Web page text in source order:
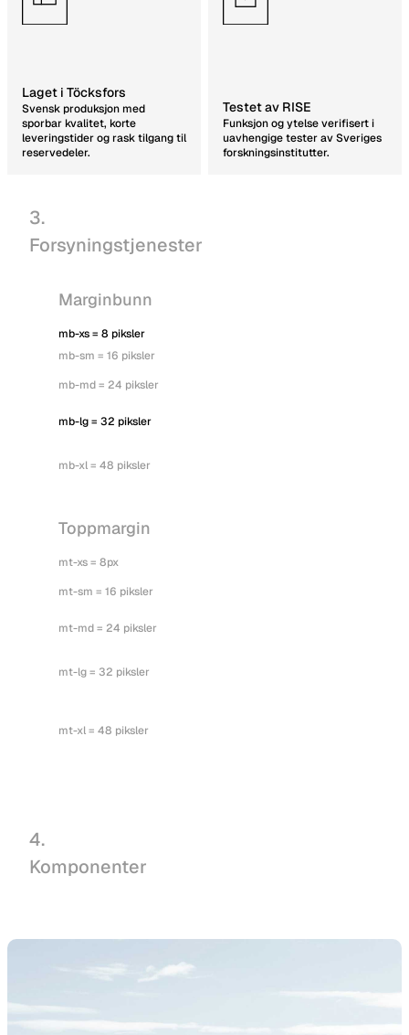
Laget i Töcksfors
Svensk produksjon med
sporbar kvalitet, korte
leveringstider og rask tilgang til
reservedeler.
Testet av RISE
Funksjon og ytelse verifisert i
uavhengige tester av Sveriges
forskningsinstitutter.
3.
Forsyningstjenester
Marginbunn
mb-xs = 8 piksler
mb-sm = 16 piksler
mb-md = 24 piksler
mb-lg = 32 piksler
mb-xl = 48 piksler
Toppmargin
mt-xs = 8px
mt-sm = 16 piksler
mt-md = 24 piksler
mt-lg = 32 piksler
mt-xl = 48 piksler
4.
Komponenter